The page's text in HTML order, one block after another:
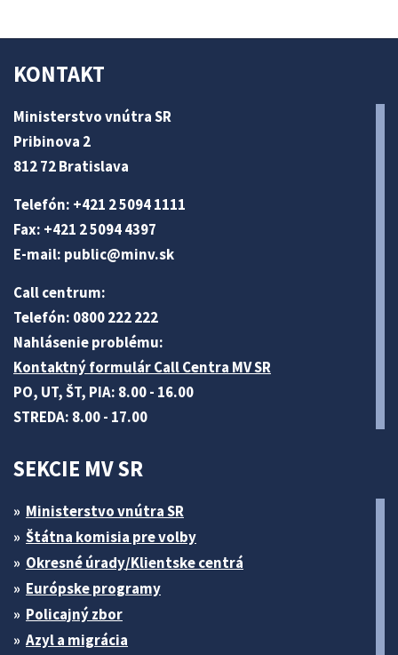
KONTAKT
Ministerstvo vnútra SR
Pribinova 2
812 72 Bratislava
Telefón: +421 2 5094 1111
Fax: +421 2 5094 4397
E-mail: public@minv.sk
Call centrum:
Telefón: 0800 222 222
Nahlásenie problému:
Kontaktný formulár Call Centra MV SR
PO, UT, ŠT, PIA: 8.00 - 16.00
STREDA: 8.00 - 17.00
SEKCIE MV SR
Ministerstvo vnútra SR
Štátna komisia pre volby
Okresné úrady/Klientske centrá
Európske programy
Policajný zbor
Azyl a migrácia